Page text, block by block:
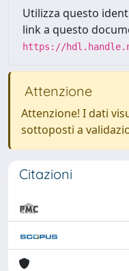
Utilizza questo
link a questo
https://
Attenzione
Attenzione! I dati
sottoposti a
Citazioni